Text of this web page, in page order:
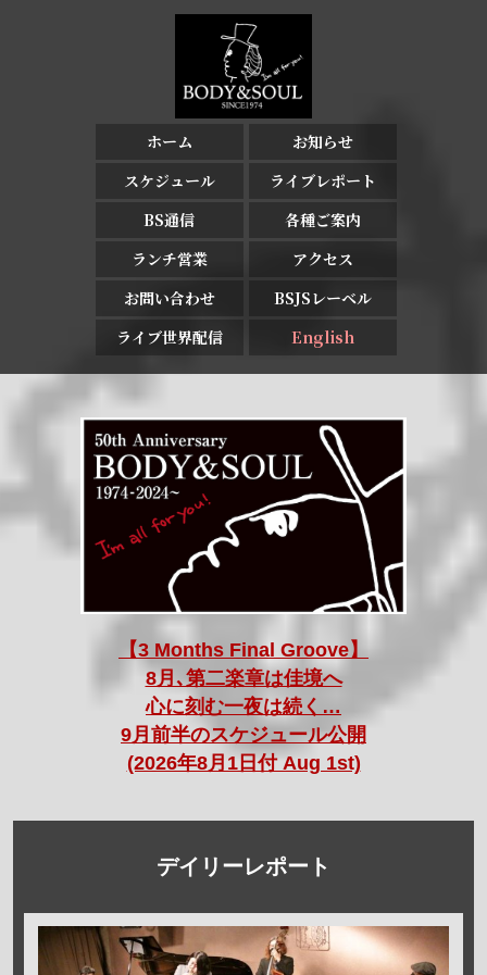
ホーム
お知らせ
スケジュール
ライブレポート
BS通信
各種ご案内
ランチ営業
アクセス
お問い合わせ
BSJSレーベル
ライブ世界配信
English
【3 Months Final Groove】
8月､第二楽章は佳境へ
心に刻む一夜は続く…
9月前半のスケジュール公開
(2026年8月1日付 Aug 1st)
デイリーレポート